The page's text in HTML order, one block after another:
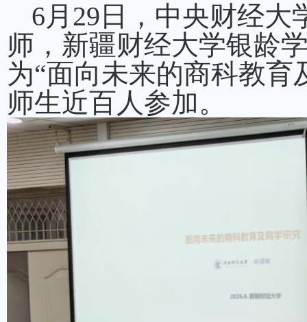
6月29日，中央财经
师，新疆财经大学银龄
为“面向未来的商科教
师生近百人参加。